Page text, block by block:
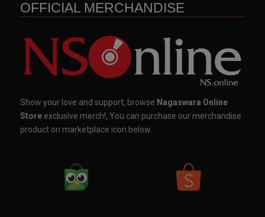
OFFICIAL MERCHANDISE
Show your love and support, browse Nagaswara Online
Store exclusive merch!, You can purchase our merchandise
product on marketplace icon below.